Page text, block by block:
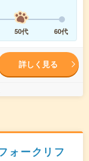
50代 60代
詳しく見る
ォークリフ